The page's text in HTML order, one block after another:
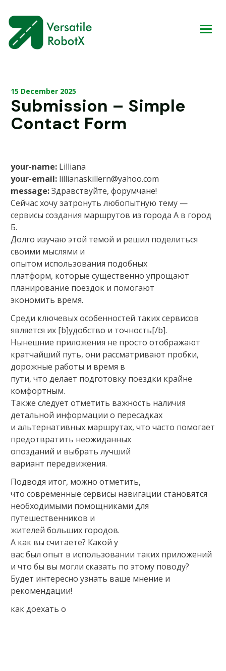
15 December 2025
Submission – Simple
Contact Form
your-name: Lilliana
your-email: lillianaskillern@yahoo.com
message:Здравствуйте, форумчане!
Сейчас хочу затронуть любопытную тему —
сервисы создания маршрутов из города А в город
Б.
Долго изучаю этой темой и решил поделиться
своими мыслями и
опытом использования подобных
платформ, которые существенно упрощают
планирование поездок и помогают
экономить время.
Среди ключевых особенностей таких сервисов
является их [b]удобство и точность[/b].
Нынешние приложения не просто отображают
кратчайший путь, они рассматривают пробки,
дорожные работы и время в
пути, что делает подготовку поездки крайне
комфортным.
Также следует отметить важность наличия
детальной информации о пересадках
и альтернативных маршрутах, что часто помогает
предотвратить неожиданных
опозданий и выбрать лучший
вариант передвижения.
Подводя итог, можно отметить,
что современные сервисы навигации становятся
необходимыми помощниками для
путешественников и
жителей больших городов.
А как вы считаете? Какой у
вас был опыт в использовании таких приложений
и что бы вы могли сказать по этому поводу?
Будет интересно узнать ваше мнение и
рекомендации!
как доехать о